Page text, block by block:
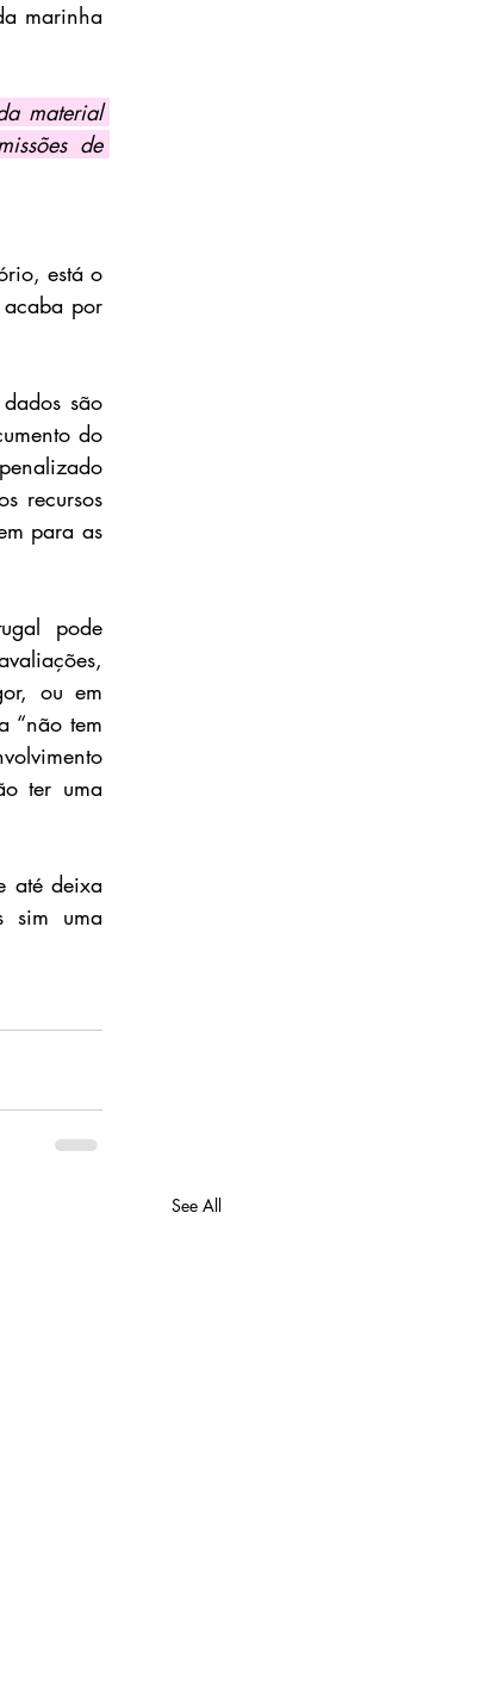
marinha
material
de
está o
por
são
do
recursos
para as
pode
ou em
“não tem
ter uma
até deixa
sim uma
See All